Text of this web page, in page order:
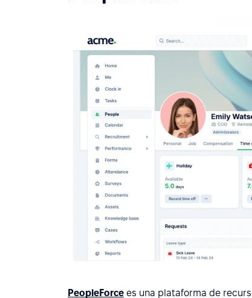
PeopleForce es una plataforma de